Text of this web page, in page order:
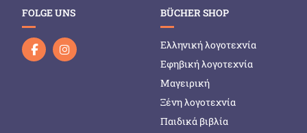
FOLGE UNS BÜCHER SHOP
Ελληνική λογοτεχνία
Εφηβική λογοτεχνία
Μαγειρική
Ξένη λογοτεχνία
Παιδικά βιβλία